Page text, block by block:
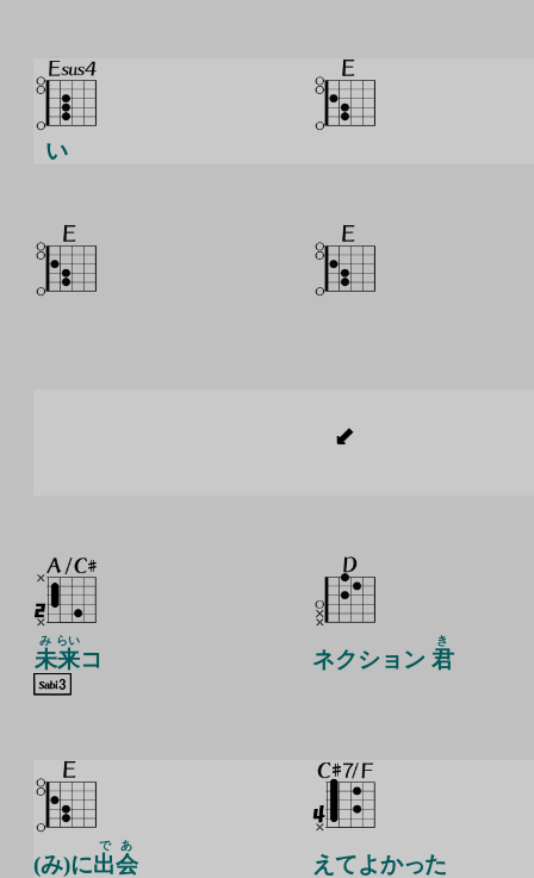
い
未
み
来
らい
コ ネクション 君
き
(み)に出
で
会
あ
えてよかった